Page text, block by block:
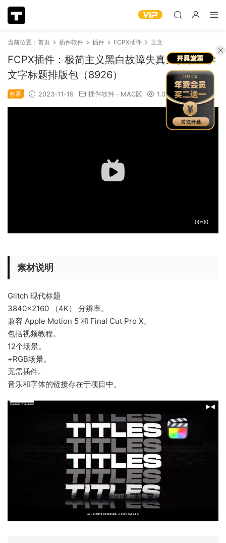
当前位置： 首页 插件软件 插件 FCPX插件 正文
FCPX插件：极简主义黑白故障失真大胆动力学
文字标题排版包（8926）
独家 2023-11-19 插件软件 · MAC区 1.07k
素材说明
Glitch 现代标题
3840×2160 （4K） 分辨率。
兼容 Apple Motion 5 和 Final Cut Pro X。
包括视频教程。
12个场景。
+RGB场景。
无需插件。
音乐和字体的链接存在于项目中。